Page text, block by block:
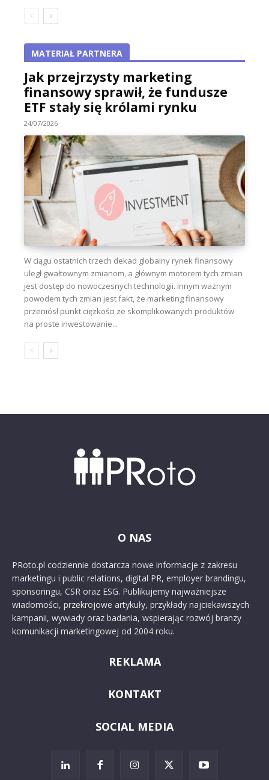
MATERIAŁ PARTNERA
Jak przejrzysty marketing
finansowy sprawił, że fundusze
ETF stały się królami rynku
24/07/2026
W ciągu ostatnich trzech dekad globalny rynek finansowy
uległ gwałtownym zmianom, a głównym motorem tych zmian
jest dostęp do nowoczesnych technologii. Innym ważnym
powodem tych zmian jest fakt, że marketing finansowy
przeniósł punkt ciężkości ze skomplikowanych produktów
na proste inwestowanie...
O NAS
PRoto.pl codziennie dostarcza nowe informacje z zakresu
marketingu i public relations, digital PR, employer brandingu,
sponsoringu, CSR oraz ESG. Publikujemy najważniejsze
wiadomości, przekrojowe artykuły, przykłady najciekawszych
kampanii, wywiady oraz badania, wspierając rozwój branży
komunikacji marketingowej od 2004 roku.
REKLAMA
KONTAKT
SOCIAL MEDIA